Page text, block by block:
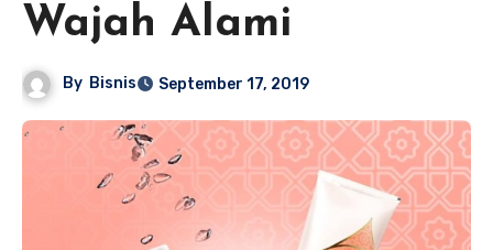
Wajah Alami
By Bisnis September 17, 2019